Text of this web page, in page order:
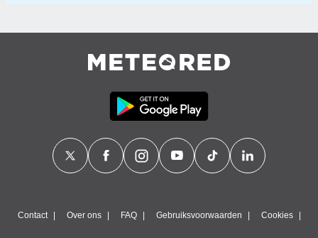
Contact Over ons FAQ Gebruiksvoorwaarden Cookies